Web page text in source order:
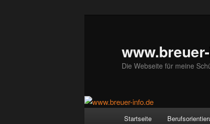
Die Webseite für meine
Startseite